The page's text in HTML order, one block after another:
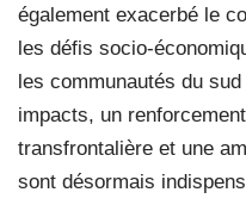
également exacerbé le
les défis socio-
les communautés du
impacts, un
transfrontalière et une
sont désormais